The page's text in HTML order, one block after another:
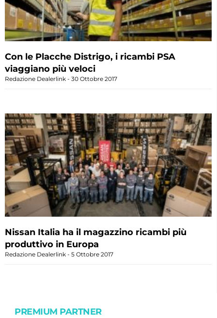
Con le Placche Distrigo, i ricambi PSA
viaggiano più veloci
Redazione Dealerlink 30 Ottobre 2017
Nissan Italia ha il magazzino ricambi più
produttivo in Europa
Redazione Dealerlink 5 Ottobre 2017
PREMIUM PARTNER